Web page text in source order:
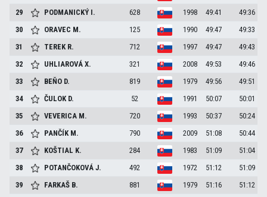
29
PODMANICKÝ I. 628 1998 49:41
49:36
30
ORAVEC M. 125 1990 49:47
49:33
31
TEREK R. 712 1997 49:47
49:43
32
UHLIAROVÁX. 321 2008 49:53
49:46
33
BEŇO D. 819 1979 49:56
49:51
34
ČULOK D. 52 1991 50:07
50:01
35
VEVERICA M. 720 1993 50:37
50:24
36
PANČÍK M. 790 2009 51:08
50:44
37
KOŠTIAL K. 284 1983 51:09
51:04
38
POTANČOKOVÁJ. 492 1972 51:12
51:09
39
FARKAŠ B. 881 1979 51:16
51:12